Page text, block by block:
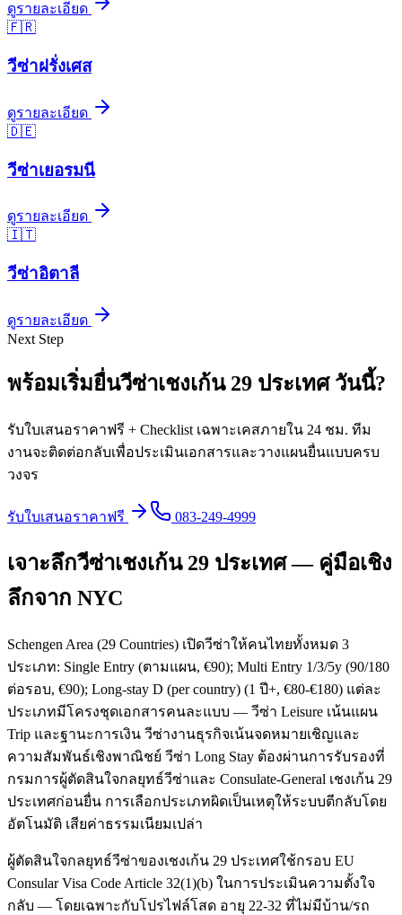
ดูรายละเอียด
🇫🇷
วีซ่าฝรั่งเศส
ดูรายละเอียด
🇩🇪
วีซ่าเยอรมนี
ดูรายละเอียด
🇮🇹
วีซ่าอิตาลี
ดูรายละเอียด
Next Step
พร้อมเริ่มยื่นวีซ่าเชงเก้น 29 ประเทศ วันนี้?
รับใบเสนอราคาฟรี + Checklist เฉพาะเคสภายใน 24 ชม. ทีม
งานจะติดต่อกลับเพื่อประเมินเอกสารและวางแผนยื่นแบบครบ
วงจร
รับใบเสนอราคาฟรี 083-249-4999
เจาะลึกวีซ่าเชงเก้น 29 ประเทศ — คู่มือเชิง
ลึกจาก NYC
Schengen Area (29 Countries) เปิดวีซ่าให้คนไทยทั้งหมด 3
ประเภท: Single Entry (ตามแผน, €90); Multi Entry 1/3/5y (90/180
ต่อรอบ, €90); Long-stay D (per country) (1 ปี+, €80-€180) แต่ละ
ประเภทมีโครงชุดเอกสารคนละแบบ — วีซ่า Leisure เน้นแผน
Trip และฐานะการเงิน วีซ่างานธุรกิจเน้นจดหมายเชิญและ
ความสัมพันธ์เชิงพาณิชย์ วีซ่า Long Stay ต้องผ่านการรับรองที่
กรมการผู้ตัดสินใจกลยุทธ์วีซ่าและ Consulate-General เชงเก้น 29
ประเทศก่อนยื่น การเลือกประเภทผิดเป็นเหตุให้ระบบตีกลับโดย
อัตโนมัติ เสียค่าธรรมเนียมเปล่า
ผู้ตัดสินใจกลยุทธ์วีซ่าของเชงเก้น 29 ประเทศใช้กรอบ EU
Consular Visa Code Article 32(1)(b) ในการประเมินความตั้งใจ
กลับ — โดยเฉพาะกับโปรไฟล์โสด อายุ 22-32 ที่ไม่มีบ้าน/รถ